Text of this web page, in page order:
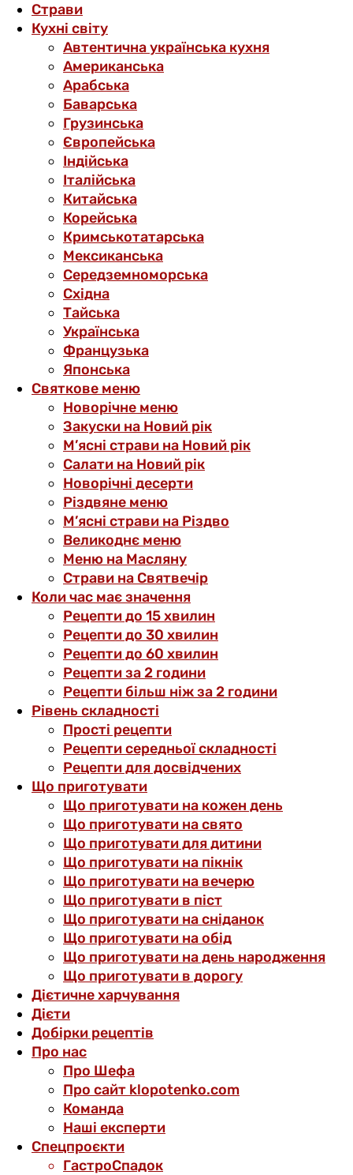
Страви
Кухні світу
Автентична українська кухня
Американська
Арабська
Баварська
Грузинська
Європейська
Індійська
Італійська
Китайська
Корейська
Кримськотатарська
Мексиканська
Середземноморська
Східна
Тайська
Українська
Французька
Японська
Святкове меню
Новорічне меню
Закуски на Новий рік
М’ясні страви на Новий рік
Салати на Новий рік
Новорічні десерти
Різдвяне меню
М’ясні страви на Різдво
Великоднє меню
Меню на Масляну
Страви на Святвечір
Коли час має значення
Рецепти до 15 хвилин
Рецепти до 30 хвилин
Рецепти до 60 хвилин
Рецепти за 2 години
Рецепти більш ніж за 2 години
Рівень складності
Прості рецепти
Рецепти середньої складності
Рецепти для досвідчених
Що приготувати
Що приготувати на кожен день
Що приготувати на свято
Що приготувати для дитини
Що приготувати на пікнік
Що приготувати на вечерю
Що приготувати в піст
Що приготувати на сніданок
Що приготувати на обід
Що приготувати на день народження
Що приготувати в дорогу
Дієтичне харчування
Дієти
Добірки рецептів
Про нас
Про Шефа
Про сайт klopotenko.com
Команда
Наші експерти
Спецпроєкти
ГастроСпадок